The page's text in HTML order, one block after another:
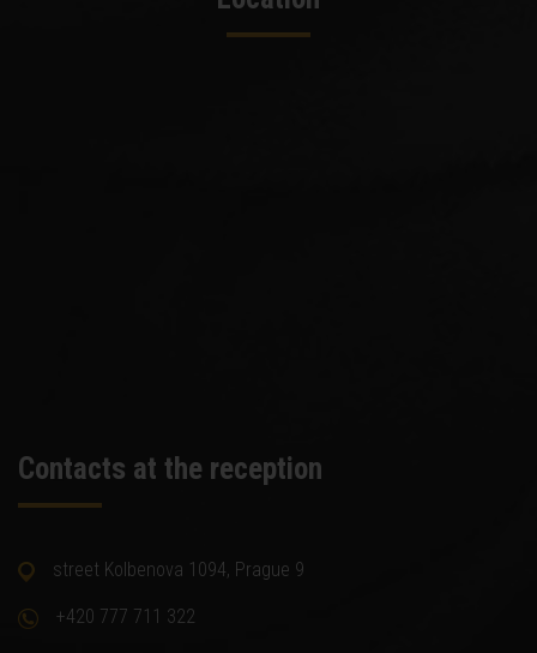
Contacts at the reception
street Kolbenova 1094, Prague 9
+420 777 711 322